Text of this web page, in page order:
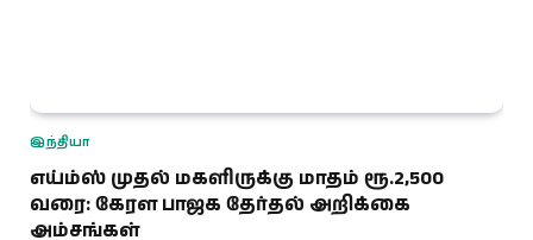
இந்தியா
எய்ம்ஸ் முதல் மகளிருக்கு மாதம் ரூ.2,500
வரை: கேரள பாஜக தேர்தல் அறிக்கை
அம்சங்கள்